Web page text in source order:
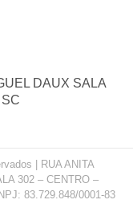
DAUX SALA
| RUA ANITA
302 – CENTRO –
83.729.848/0001-83